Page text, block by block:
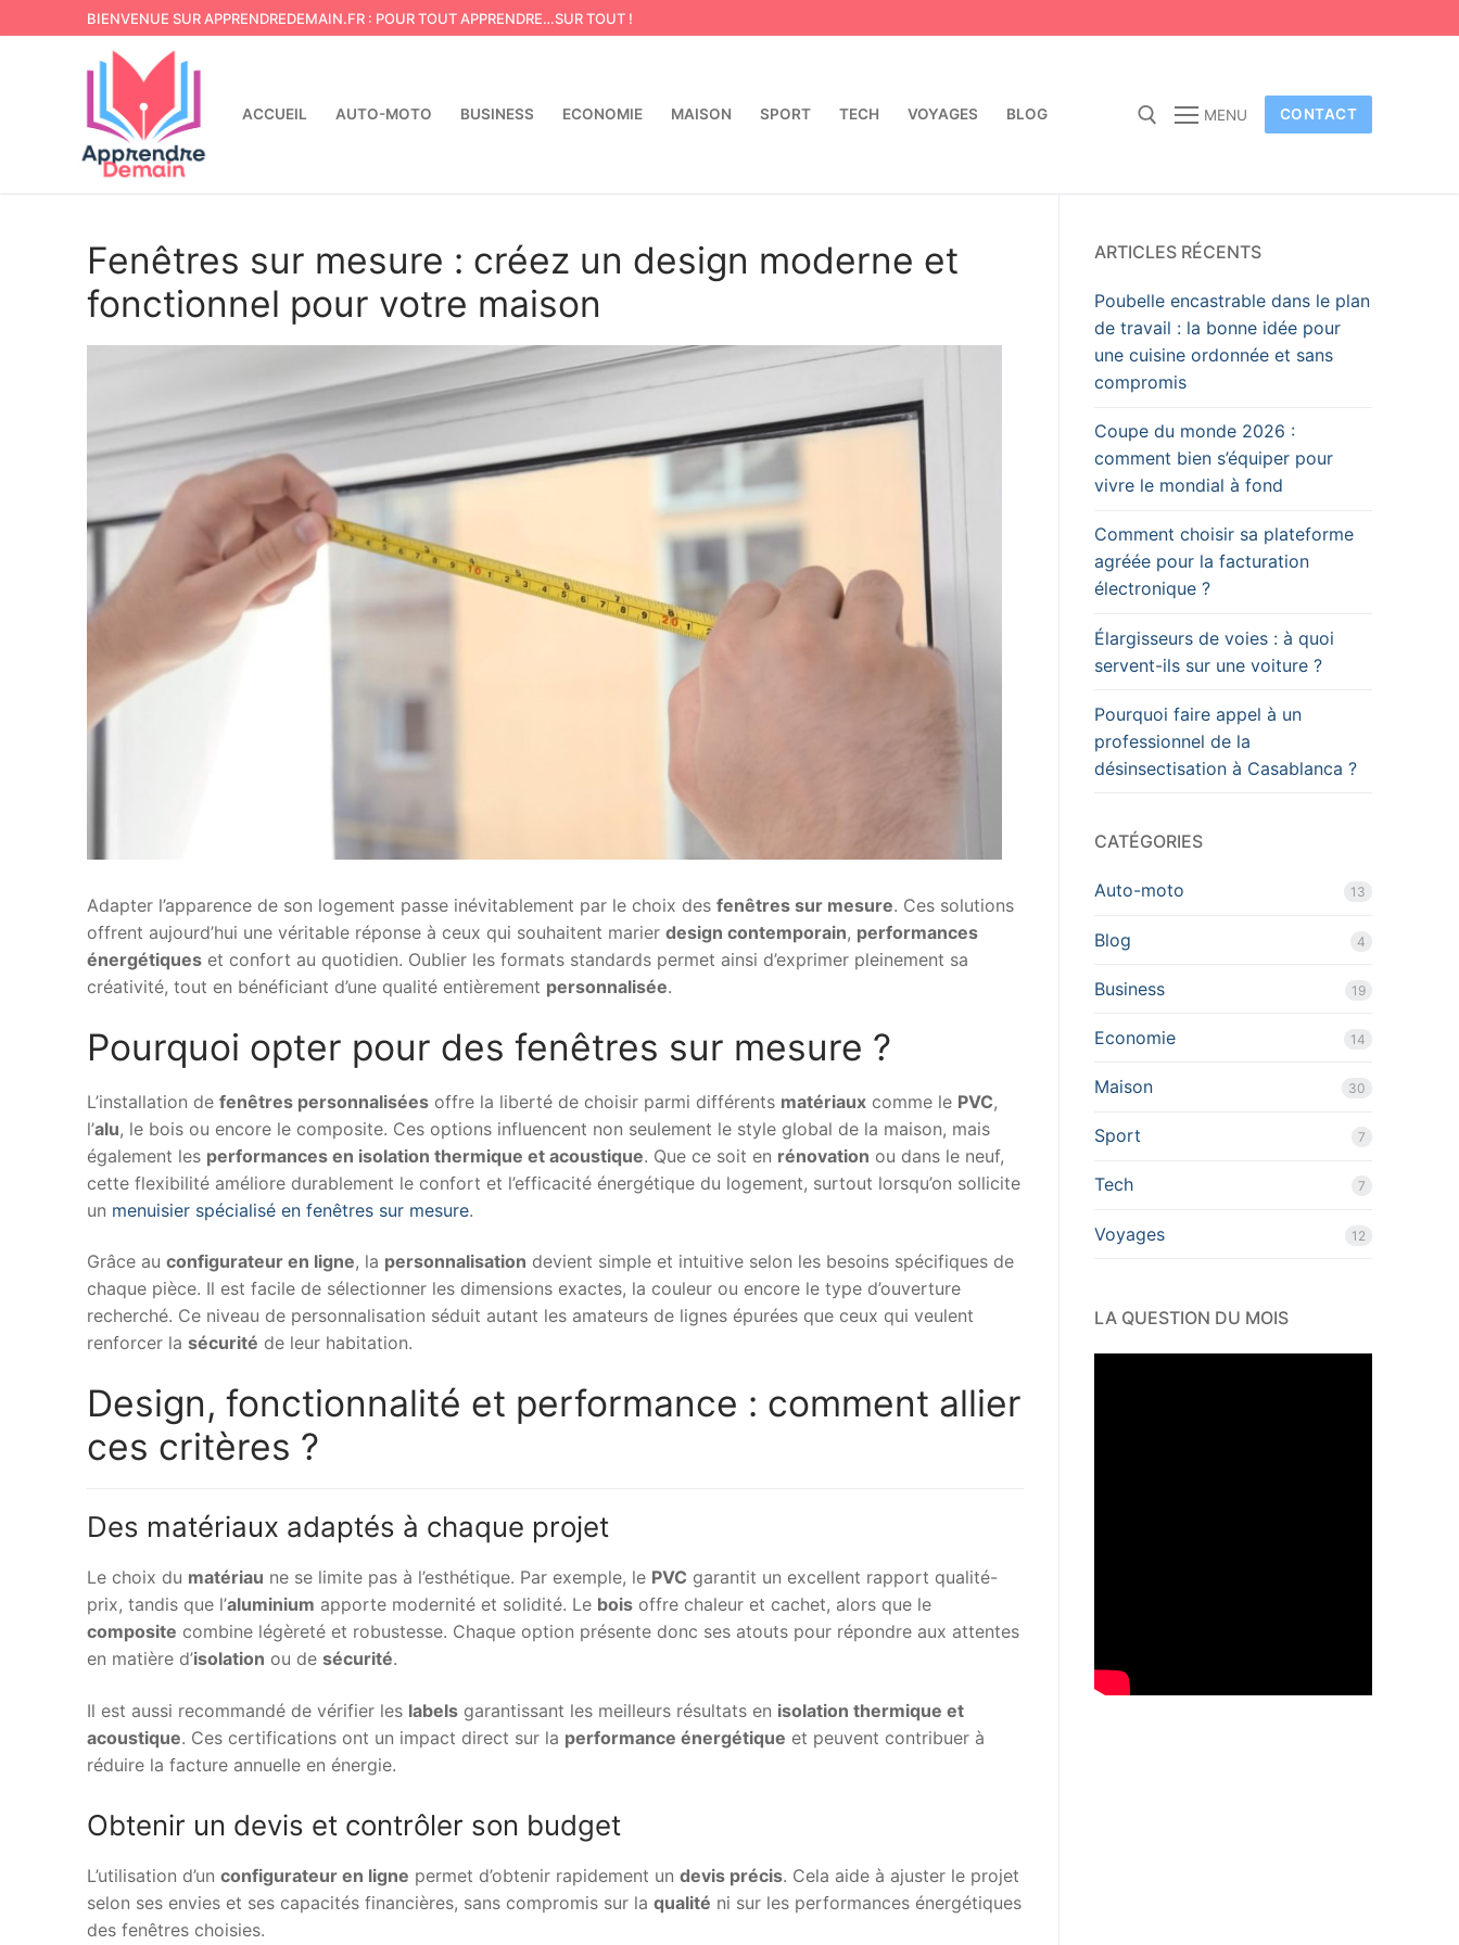
au
BIENVENUE SUR APPRENDREDEMAIN.FR : POUR TOUT APPRENDRE…SUR TOUT !
ACCUEIL AUTO-MOTO BUSINESS ECONOMIE MAISON SPORT TECH VOYAGES BLOG MENU CONTACT
Fenêtres sur mesure : créez un design moderne et
fonctionnel pour votre maison
Adapter l’apparence de son logement passe inévitablement par le choix des fenêtres sur mesure. Ces solutions
offrent aujourd’hui une véritable réponse à ceux qui souhaitent marier design contemporain, performances
énergétiques et confort au quotidien. Oublier les formats standards permet ainsi d’exprimer pleinement sa
créativité, tout en bénéficiant d’une qualité entièrement personnalisée.
Pourquoi opter pour des fenêtres sur mesure ?
L’installation de fenêtres personnalisées offre la liberté de choisir parmi différents matériaux comme le PVC,
l’alu, le bois ou encore le composite. Ces options influencent non seulement le style global de la maison, mais
également les performances en isolation thermique et acoustique. Que ce soit en rénovation ou dans le neuf,
cette flexibilité améliore durablement le confort et l’efficacité énergétique du logement, surtout lorsqu’on sollicite
un menuisier spécialisé en fenêtres sur mesure.
Grâce au configurateur en ligne, la personnalisation devient simple et intuitive selon les besoins spécifiques de
chaque pièce. Il est facile de sélectionner les dimensions exactes, la couleur ou encore le type d’ouverture
recherché. Ce niveau de personnalisation séduit autant les amateurs de lignes épurées que ceux qui veulent
renforcer la sécurité de leur habitation.
Design, fonctionnalité et performance : comment allier
ces critères ?
Des matériaux adaptés à chaque projet
Le choix du matériau ne se limite pas à l’esthétique. Par exemple, le PVC garantit un excellent rapport qualité-
prix, tandis que l’aluminium apporte modernité et solidité. Le bois offre chaleur et cachet, alors que le
composite combine légèreté et robustesse. Chaque option présente donc ses atouts pour répondre aux attentes
en matière d’isolation ou de sécurité.
Il est aussi recommandé de vérifier les labels garantissant les meilleurs résultats en isolation thermique et
acoustique. Ces certifications ont un impact direct sur la performance énergétique et peuvent contribuer à
réduire la facture annuelle en énergie.
Obtenir un devis et contrôler son budget
L’utilisation d’un configurateur en ligne permet d’obtenir rapidement un devis précis. Cela aide à ajuster le projet
selon ses envies et ses capacités financières, sans compromis sur la qualité ni sur les performances énergétiques
des fenêtres choisies.
ARTICLES RÉCENTS
Poubelle encastrable dans le plan
de travail : la bonne idée pour
une cuisine ordonnée et sans
compromis
Coupe du monde 2026 :
comment bien s’équiper pour
vivre le mondial à fond
Comment choisir sa plateforme
agréée pour la facturation
électronique ?
Élargisseurs de voies : à quoi
servent-ils sur une voiture ?
Pourquoi faire appel à un
professionnel de la
désinsectisation à Casablanca ?
CATÉGORIES
Auto-moto 13
Blog 4
Business 19
Economie 14
Maison 30
Sport 7
Tech 7
Voyages 12
LA QUESTION DU MOIS